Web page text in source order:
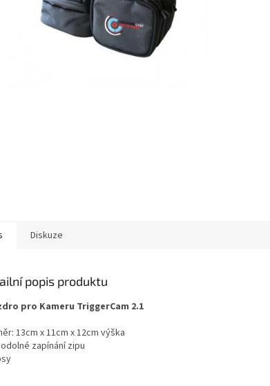
Diskuze
popis produktu
pro Kameru TriggerCam 2.1
13cm x 11cm x 12cm výška
zapínání zipu